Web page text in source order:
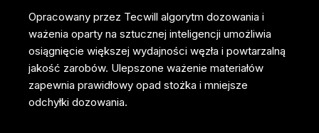
Opracowany przez Tecwill algorytm dozowania i
ważenia oparty na sztucznej inteligencji umożliwia
osiągnięcie większej wydajności węzła i powtarzalną
jakość zarobów. Ulepszone ważenie materiałów
zapewnia prawidłowy opad stożka i mniejsze
odchyłki dozowania.